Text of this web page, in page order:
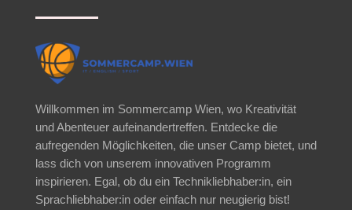
Willkommen im Sommercamp Wien, wo Kreativität
und Abenteuer aufeinandertreffen. Entdecke die
aufregenden Möglichkeiten, die unser Camp bietet, und
lass dich von unserem innovativen Programm
inspirieren. Egal, ob du ein Technikliebhaber:in, ein
Sprachliebhaber:in oder einfach nur neugierig bist!